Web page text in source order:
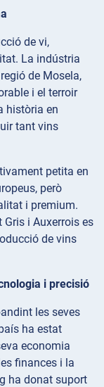
de vi,
La indústria
de Mosela,
i el terroir
història en
tant vins
petita en
però
i premium.
i Auxerrois es
de vins
i precisió
les seves
ha estat
economia
finances i la
ha donat suport